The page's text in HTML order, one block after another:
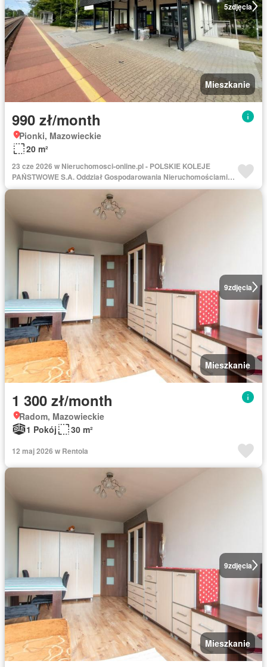
5zdjęcia
Mieszkanie
990 zł/month
Pionki, Mazowieckie
20 m²
23 cze 2026 w Nieruchomosci-online.pl - POLSKIE KOLEJE
PAŃSTWOWE S.A. Oddział Gospodarowania Nieruchomościami w
Warszawie
9zdjęcia
Mieszkanie
1 300 zł/month
Radom, Mazowieckie
1 Pokój
30 m²
12 maj 2026 w Rentola
9zdjęcia
Mieszkanie